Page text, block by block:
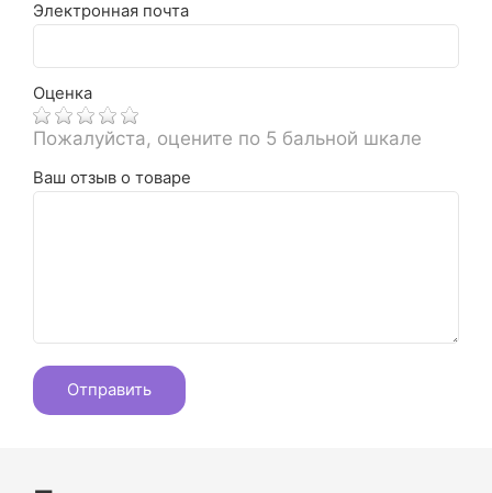
Электронная почта
Оценка
Пожалуйста, оцените по 5 бальной шкале
Ваш отзыв о товаре